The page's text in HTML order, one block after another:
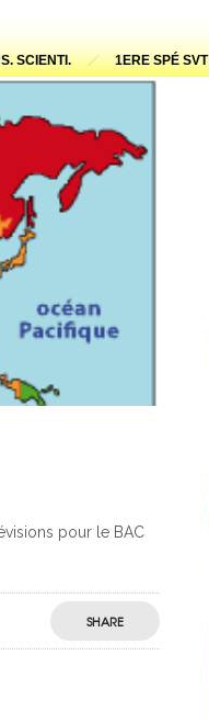
SCIENTI. 1ERE SPÉ SVT
pour le BAC
SHARE